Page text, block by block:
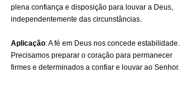
plena confiança e disposição para louvar a Deus,
independentemente das circunstâncias.
Aplicação: A fé em Deus nos concede estabilidade.
Precisamos preparar o coração para permanecer
firmes e determinados a confiar e louvar ao Senhor.